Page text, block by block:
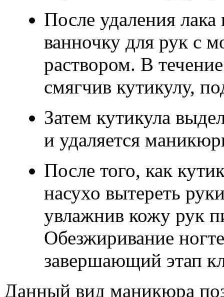
После удаления
ванночку для рук с
раствором. В
смягчив кутикулу,
Затем кутикула
и удаляется
После того, как
насухо вытереть
увлажнив кожу рук
Обезжиривание
завершающий этап
Данный вид маникюра